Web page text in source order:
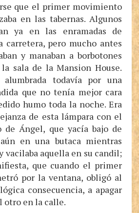
que el primer movimiento
en las tabernas. Algunos
ya en las enramadas de
carretera, pero mucho antes
y manaban a borbotones
sala de la Mansion House.
alumbrada todavía por una
que no tenía mejor cara
humo toda la noche. Era
de esta lámpara con el
de Ángel, que yacía bajo de
en una butaca mientras
vacilaba aquella en su candil;
que cuando el primer
por la ventana, obligó al
consecuencia, a apagar
otro en la calle.